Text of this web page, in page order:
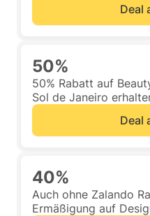
Deal
50%
50% Rabatt auf
Sol de Janeiro
Deal
40%
Auch ohne Zalando
Ermäßigung auf